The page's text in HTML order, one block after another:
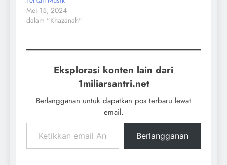
Mei 15, 2024
dalam "Khazanah"
Eksplorasi konten lain dari
1miliarsantri.net
Berlangganan untuk dapatkan pos terbaru lewat
email.
Berlangganan